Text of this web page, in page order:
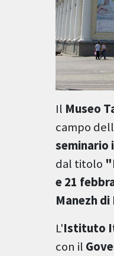
Il Museo
campo
seminario
dal titolo
e 21
Manezh di
L'Istituto
con il